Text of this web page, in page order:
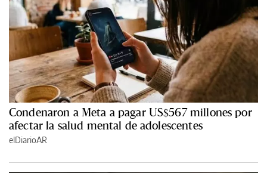
Condenaron a Meta a pagar US$567 millones por
afectar la salud mental de adolescentes
elDiarioAR